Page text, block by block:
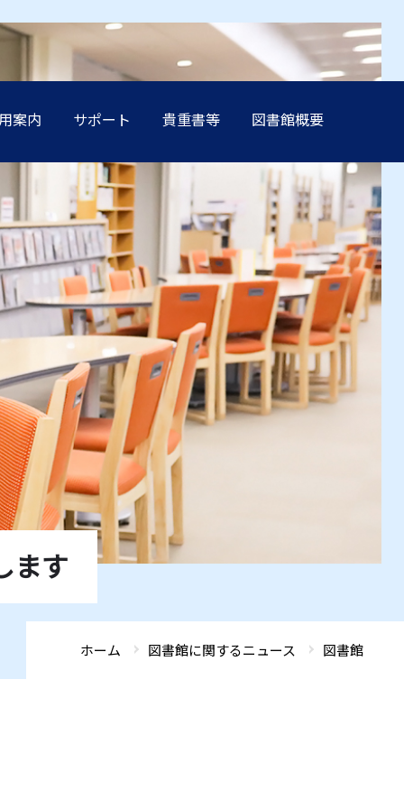
へ 卒業生の方へ 学生保証人の方へ
企業・メディア関係の方へ 在学生の方へ
案内
へ 卒業生の方へ 学生保証人の方へ
企業・メディア関係の方へ 在学生の方へ
サポート
へ 卒業生の方へ 学生保証人の方へ
企業・メディア関係の方へ 在学生の方へ
貴重書等
へ 卒業生の方へ 学生保証人の方へ
企業・メディア関係の方へ 在学生の方へ
図書館概要
へ 卒業生の方へ 学生保証人の方へ
企業・メディア関係の方へ 在学生の方へ
ます
ホーム 図書館に関するニュース 図書館